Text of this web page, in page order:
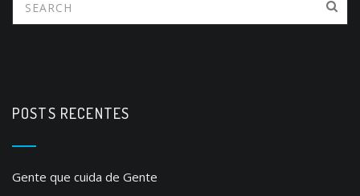
POSTS RECENTES
Gente que cuida de Gente